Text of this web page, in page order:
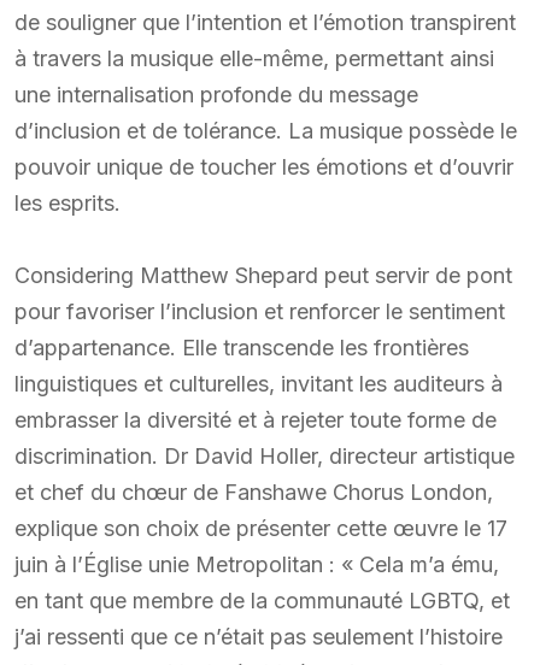
de souligner que l’intention et l’émotion transpirent
à travers la musique elle-même, permettant ainsi
une internalisation profonde du message
d’inclusion et de tolérance. La musique possède le
pouvoir unique de toucher les émotions et d’ouvrir
les esprits.
Considering Matthew Shepard peut servir de pont
pour favoriser l’inclusion et renforcer le sentiment
d’appartenance. Elle transcende les frontières
linguistiques et culturelles, invitant les auditeurs à
embrasser la diversité et à rejeter toute forme de
discrimination. Dr David Holler, directeur artistique
et chef du chœur de Fanshawe Chorus London,
explique son choix de présenter cette œuvre le 17
juin à l’Église unie Metropolitan : « Cela m’a ému,
en tant que membre de la communauté LGBTQ, et
j’ai ressenti que ce n’était pas seulement l’histoire